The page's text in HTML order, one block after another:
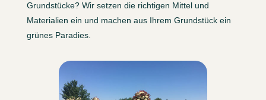
Grundstücke? Wir setzen die richtigen Mittel und
Materialien ein und machen aus Ihrem Grundstück ein
grünes Paradies.